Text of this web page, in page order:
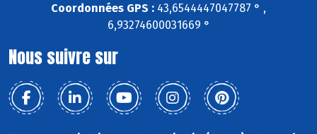
Coordonnées GPS : 43,6544447047787 ° ,
6,93274600031669 °
Nous suivre sur